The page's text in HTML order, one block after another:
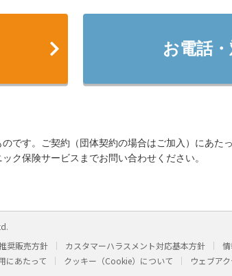
お電話
です。ご契約（団体契約の場合はご加入）にあた
ク保険サービスまでお問い合わせください。
奨販売方針 カスタマーハラスメント対応基本方針
にあたって クッキー（Cookie）について ウェブア